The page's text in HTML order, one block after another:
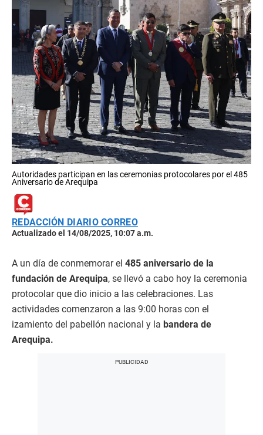
Autoridades participan en las ceremonias protocolares por el 485
Aniversario de Arequipa
REDACCIÓN DIARIO CORREO
Actualizado el 14/08/2025, 10:07 a.m.
A un día de conmemorar el 485 aniversario de la
fundación de Arequipa, se llevó a cabo hoy la ceremonia
protocolar que dio inicio a las celebraciones. Las
actividades comenzaron a las 9:00 horas con el
izamiento del pabellón nacional y la bandera de
Arequipa.